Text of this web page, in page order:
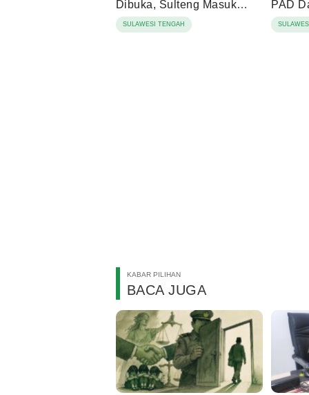
Dibuka, Sulteng Masuk
Peta Konektivitas
Internasional
SULAWESI TENGAH
PAD
KABAR PILIHAN
BACA JUGA